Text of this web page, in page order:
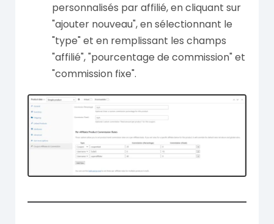
personnalisés par affilié, en cliquant sur
"ajouter nouveau", en sélectionnant le
"type" et en remplissant les champs
"affilié", "pourcentage de commission" et
"commission fixe".